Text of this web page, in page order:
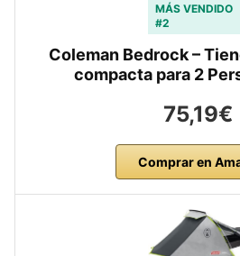
MÁS VENDIDO
#2
Coleman Bedrock –
compacta para 2
75,19€
Comprar en